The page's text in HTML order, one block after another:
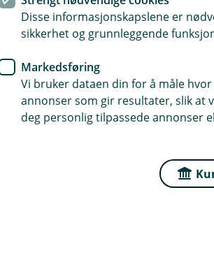
Disse informasjonskapslene er
sikkerhet og grunnleggende
Markedsføring
Vi bruker dataen din for å måle
annonser som gir resultater, slik at
deg personlig tilpassede annonser